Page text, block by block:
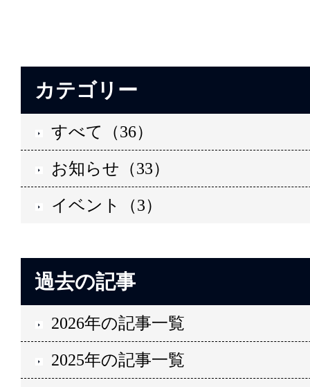
カテゴリー
すべて（36）
お知らせ（33）
イベント（3）
過去の記事
2026年の記事一覧
2025年の記事一覧